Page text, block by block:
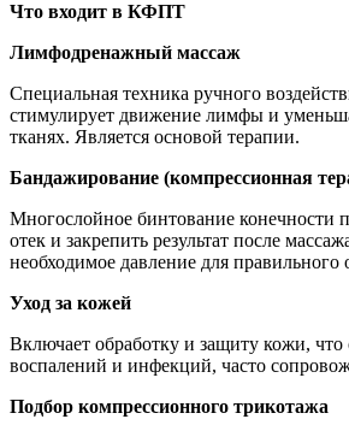
Что входит в КФПТ
Лимфодренажный массаж
Специальная техника ручного
стимулирует движение лимфы и
тканях. Является основой терапии.
Бандажирование (компрессионная
Многослойное бинтование конечности
отек и закрепить результат после
необходимое давление для
Уход за кожей
Включает обработку и защиту кожи, что
воспалений и инфекций, часто
Подбор компрессионного трикотажа